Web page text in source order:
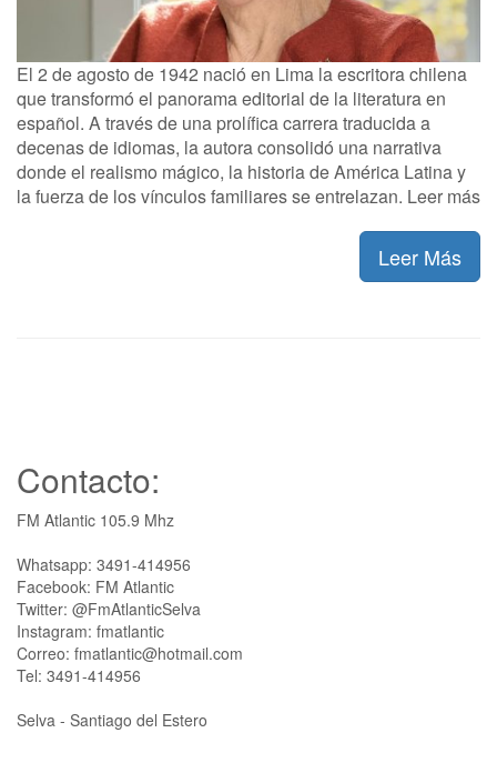
El 2 de agosto de 1942 nació en Lima la escritora chilena
que transformó el panorama editorial de la literatura en
español. A través de una prolífica carrera traducida a
decenas de idiomas, la autora consolidó una narrativa
donde el realismo mágico, la historia de América Latina y
la fuerza de los vínculos familiares se entrelazan. Leer más
Leer Más
Contacto:
FM Atlantic 105.9 Mhz
Whatsapp: 3491-414956
Facebook: FM Atlantic
Twitter: @FmAtlanticSelva
Instagram: fmatlantic
Correo: fmatlantic@hotmail.com
Tel: 3491-414956
Selva - Santiago del Estero